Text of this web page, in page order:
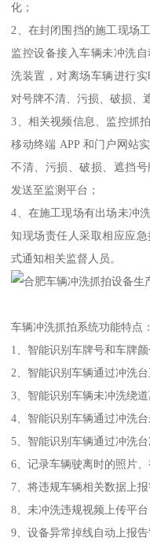
化；
2、在封闭围挡的施工现场
监控设备接入车辆未冲洗
洗装置，对离场车辆进行
对号牌不清、污损、破损、
3、相关视频信息、监控抓
移动终端 APP 和门户网站
不清、污损、破损、遮挡
发送至监测平台；
4、在施工现场有出场未冲
知现场责任人采取相应应
式通知相关监督人员。
车辆冲洗抓拍系统功能特点：
1、智能识别车牌号和车牌颜
2、智能识别车辆通过冲洗台
3、智能识别车辆未冲洗绕道
4、智能识别车辆通过冲洗台
5、智能识别车辆通过冲洗台
6、记录车辆驶离时的照片、
7、将违规车辆相关数据上
8、未冲洗违规视频上传平台
9、设备异常掉线自动上报告